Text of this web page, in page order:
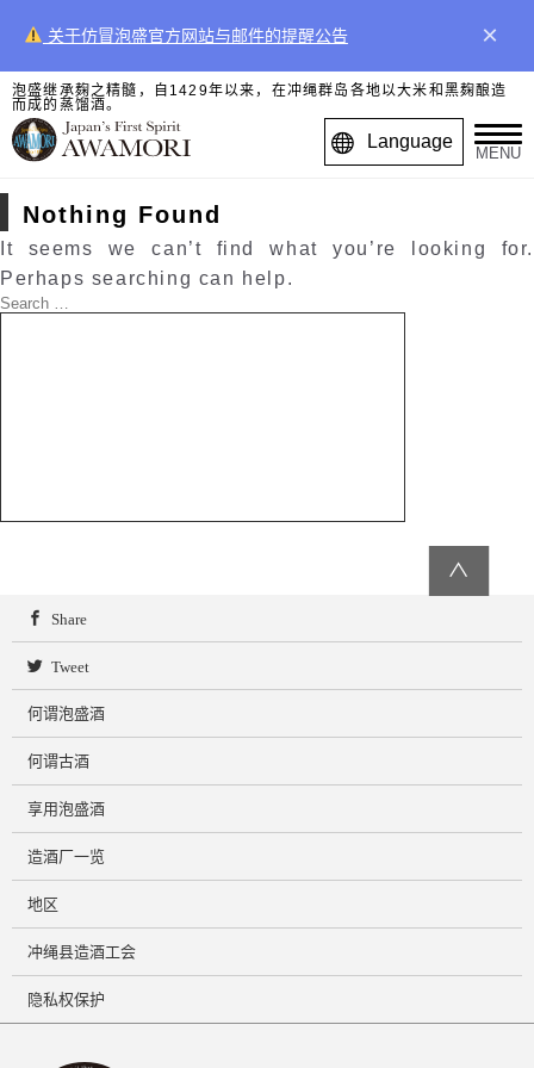
关于仿冒泡盛官方网站与邮件的提醒公告 ×
泡盛继承麹之精髓，自1429年以来，在冲绳群岛各地以大米和黑麹酿造
而成的蒸馏酒。
Language
MENU
Nothing Found
It seems we can’t find what you’re looking for.
Perhaps searching can help.
Search
for:
∧
Share
Tweet
何谓泡盛酒
何谓古酒
享用泡盛酒
造酒厂一览
地区
冲绳县造酒工会
隐私权保护